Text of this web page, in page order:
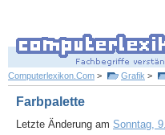
Computerlexikon.Com > Grafik >
Farbpalette
Letzte Änderung am Sonntag,